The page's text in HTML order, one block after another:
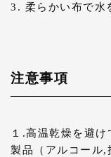
3. 柔らかい布で水
注意事項
１.高温乾燥を避
製品（アルコール,